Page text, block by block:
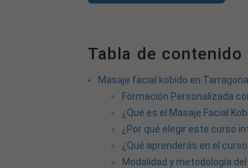
Tabla de contenido
Masaje facial kobido en
Formación Personalizada
¿Qué es el Masaje Facial
¿Por qué elegir este curso
¿Qué aprenderás en el
Modalidad y metodología